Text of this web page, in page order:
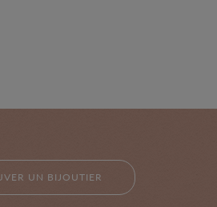
UN BIJOUTIER